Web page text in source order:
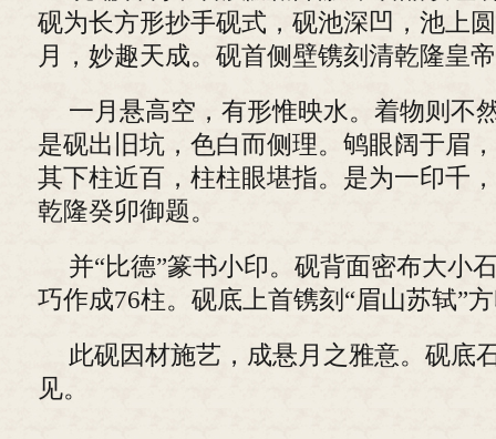
砚为长方形抄手砚式，砚池深凹，池上
月，妙趣天成。砚首侧壁镌刻清乾隆皇
一月悬高空，有形惟映水。着物则不
是砚出旧坑，色白而侧理。鸲眼阔于眉
其下柱近百，柱柱眼堪指。是为一印千
乾隆癸卯御题。
并“比德”篆书小印。砚背面密布大小
巧作成76柱。砚底上首镌刻“眉山苏轼”
此砚因材施艺，成悬月之雅意。砚底
见。